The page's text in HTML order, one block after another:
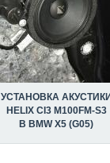
УСТАНОВКА
HELIX CI3 M100FM-S3
В BMW X5 (G05)